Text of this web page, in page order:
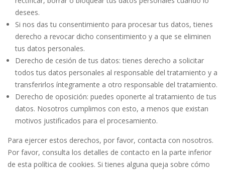
desees.
Si nos das tu consentimiento para procesar tus datos, tienes
derecho a revocar dicho consentimiento y a que se eliminen
tus datos personales.
Derecho de cesión de tus datos: tienes derecho a solicitar
todos tus datos personales al responsable del tratamiento y a
transferirlos íntegramente a otro responsable del tratamiento.
Derecho de oposición: puedes oponerte al tratamiento de tus
datos. Nosotros cumplimos con esto, a menos que existan
motivos justificados para el procesamiento.
Para ejercer estos derechos, por favor, contacta con nosotros.
Por favor, consulta los detalles de contacto en la parte inferior
de esta política de cookies. Si tienes alguna queja sobre cómo